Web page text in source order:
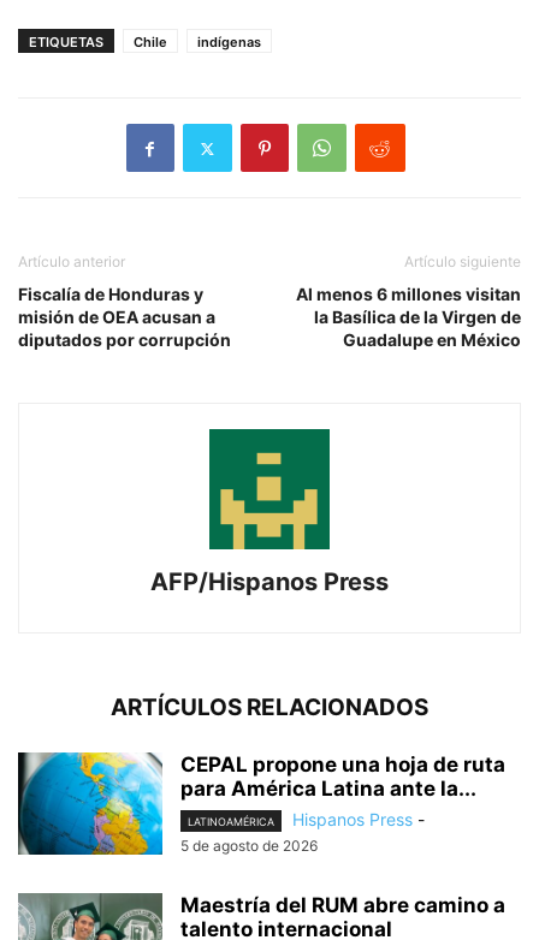
ETIQUETAS Chile indígenas
Artículo anterior
Fiscalía de Honduras y
misión de OEA acusan a
diputados por corrupción
Artículo siguiente
Al menos 6 millones visitan
la Basílica de la Virgen de
Guadalupe en México
AFP/Hispanos Press
ARTÍCULOS RELACIONADOS
CEPAL propone una hoja de ruta
para América Latina ante la...
LATINOAMÉRICA Hispanos Press -
5 de agosto de 2026
Maestría del RUM abre camino a
talento internacional